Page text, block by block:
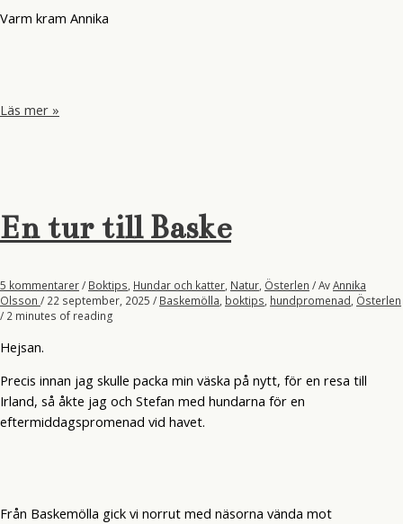
Varm kram Annika
Dottermys
havet.
Läs mer »
En tur till Baske
5 kommentarer/ Boktips Hundar och katter Natur Österlen / AvAnnika
Olsson / 22 september, 2025 / Baskemölla boktips hundpromenad Österlen
/ 2 minutes of reading
Hejsan.
Precis innan jag skulle packa min väska på nytt, för en resa till
Irland, så åkte jag och Stefan med hundarna för en
eftermiddagspromenad vid havet.
Från Baskemölla gick vi norrut med näsorna vända mot